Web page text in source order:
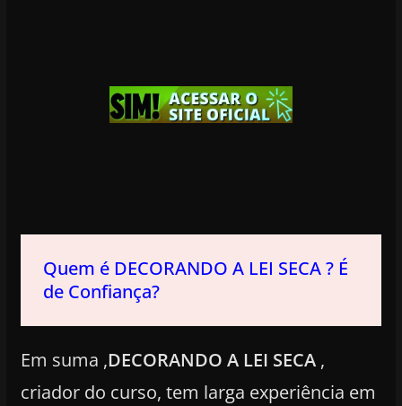
Quem é DECORANDO A LEI SECA ? É
de Confiança?
Em suma ,DECORANDO A LEI SECA,
criador do curso, tem larga experiência em